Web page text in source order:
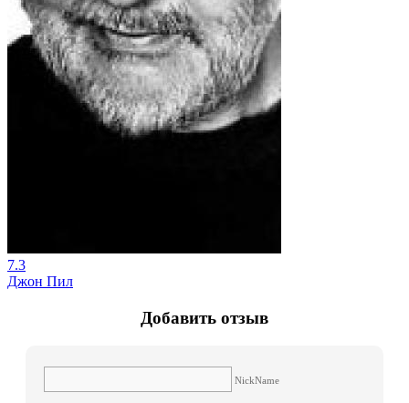
7.3
Джон Пил
Добавить отзыв
NickName